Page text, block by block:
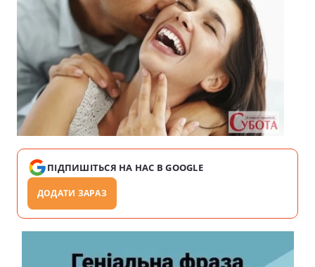
ПІДПИШІТЬСЯ НА НАС В GOOGLE
ДОДАТИ ЗАРАЗ